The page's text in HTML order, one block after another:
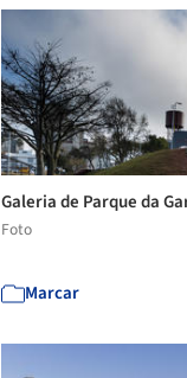
Galeria de Parque da
Foto
Marcar